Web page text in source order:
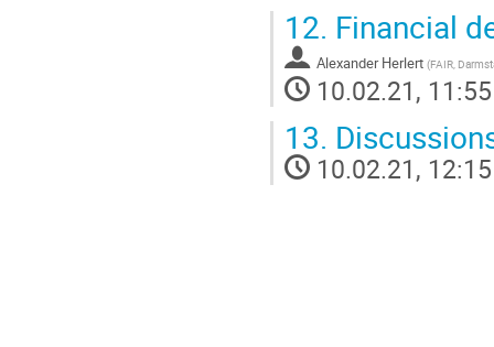
12. Financial
Alexander Herlert (FAIR,
10.02.21, 11:55
13.
10.02.21, 12:15